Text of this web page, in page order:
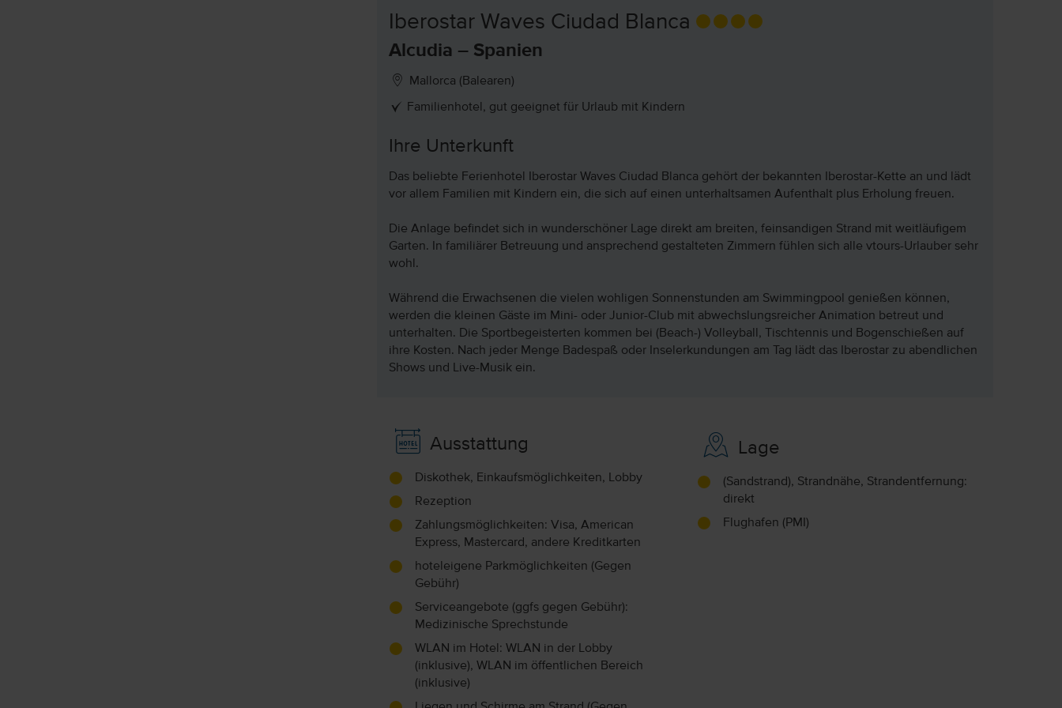
Iberostar Waves Ciudad Blanca
Alcudia – Spanien
Mallorca (Balearen)
Familienhotel, gut geeignet für Urlaub mit Kindern
Ihre Unterkunft
Das beliebte Ferienhotel Iberostar Waves Ciudad Blanca gehört der bekannten Iberostar-Kette an und lädt
vor allem Familien mit Kindern ein, die sich auf einen unterhaltsamen Aufenthalt plus Erholung freuen.
Die Anlage befindet sich in wunderschöner Lage direkt am breiten, feinsandigen Strand mit weitläufigem
Garten. In familiärer Betreuung und ansprechend gestalteten Zimmern fühlen sich alle vtours-Urlauber sehr
wohl.
Während die Erwachsenen die vielen wohligen Sonnenstunden am Swimmingpool genießen können,
werden die kleinen Gäste im Mini- oder Junior-Club mit abwechslungsreicher Animation betreut und
unterhalten. Die Sportbegeisterten kommen bei (Beach-) Volleyball, Tischtennis und Bogenschießen auf
ihre Kosten. Nach jeder Menge Badespaß oder Inselerkundungen am Tag lädt das Iberostar zu abendlichen
Shows und Live-Musik ein.
Ausstattung
Diskothek, Einkaufsmöglichkeiten, Lobby
Rezeption
Zahlungsmöglichkeiten: Visa, American
Express, Mastercard, andere Kreditkarten
hoteleigene Parkmöglichkeiten (Gegen
Gebühr)
Serviceangebote (ggfs gegen Gebühr):
Medizinische Sprechstunde
WLAN im Hotel: WLAN in der Lobby
(inklusive), WLAN im öffentlichen Bereich
(inklusive)
Lage
(Sandstrand), Strandnähe, Strandentfernung:
direkt
Flughafen (PMI)